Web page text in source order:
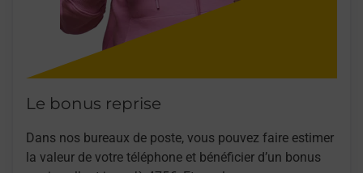
Le bonus reprise
Dans nos bureaux de poste, vous pouvez faire estimer
la valeur de votre téléphone et bénéficier d’un bonus